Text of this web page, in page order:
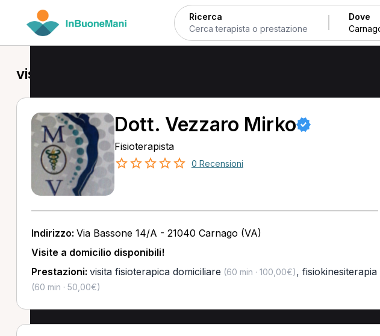
Ricerca Dove
visita fisioterapica domiciliare a Carnago
Dott. Vezzaro Mirko
Fisioterapista
0 Recensioni
Indirizzo: Via Bassone 14/A - 21040 Carnago (VA)
Visite a domicilio disponibili!
Prestazioni: visita fisioterapica domiciliare (60 min · 100,00€), fisiokinesiterapia
(60 min · 50,00€)